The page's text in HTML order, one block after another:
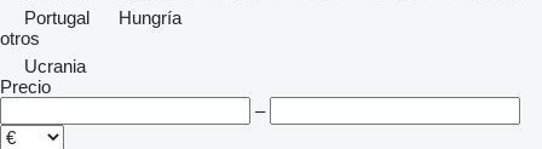
Portugal
Hungría
otros
Ucrania
Precio
–